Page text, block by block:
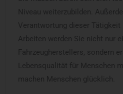
Niveau weiterzubilden.
Verantwortung dieser Tätigkeit
Arbeiten werden Sie nicht nur
Fahrzeugherstellers, sondern
Lebensqualität für Menschen
machen Menschen glücklich.